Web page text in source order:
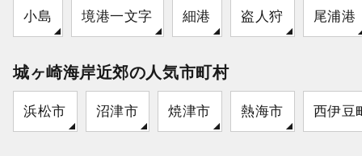
小島 境港一文字 細港 盗人狩 尾浦港
城ヶ崎海岸近郊の人気市町村
浜松市 沼津市 焼津市 熱海市 西伊豆